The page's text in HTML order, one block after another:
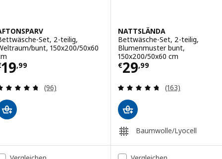
Set, 2-teilig,
bunt, 150x200/50x60
19,99€ 19,99
Überprüfung: 4.7 aus 5 sterne. Bewertungen
(96)
NATTSLÄNDA
Bettwäsche-Set, 2-teilig,
Blumenmuster bunt,
150x200/50x60 cm
€29,99
Preis € 29,99
Überprüfung:
(163)
Baumwolle/Lyocell